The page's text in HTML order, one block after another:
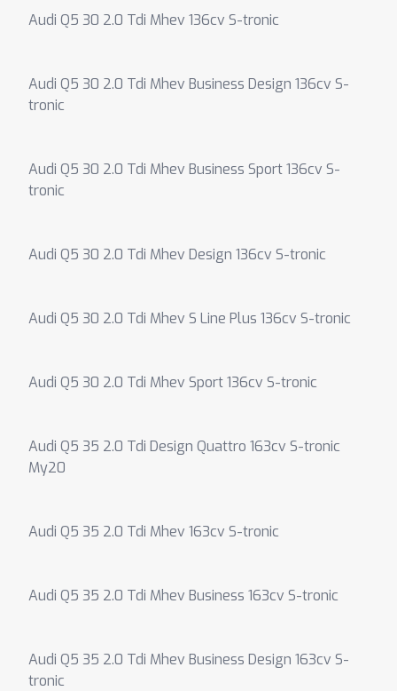
Audi Q5 30 2.0 Tdi Mhev 136cv S-tronic
Audi Q5 30 2.0 Tdi Mhev Business Design 136cv S-
tronic
Audi Q5 30 2.0 Tdi Mhev Business Sport 136cv S-
tronic
Audi Q5 30 2.0 Tdi Mhev Design 136cv S-tronic
Audi Q5 30 2.0 Tdi Mhev S Line Plus 136cv S-tronic
Audi Q5 30 2.0 Tdi Mhev Sport 136cv S-tronic
Audi Q5 35 2.0 Tdi Design Quattro 163cv S-tronic
My20
Audi Q5 35 2.0 Tdi Mhev 163cv S-tronic
Audi Q5 35 2.0 Tdi Mhev Business 163cv S-tronic
Audi Q5 35 2.0 Tdi Mhev Business Design 163cv S-
tronic